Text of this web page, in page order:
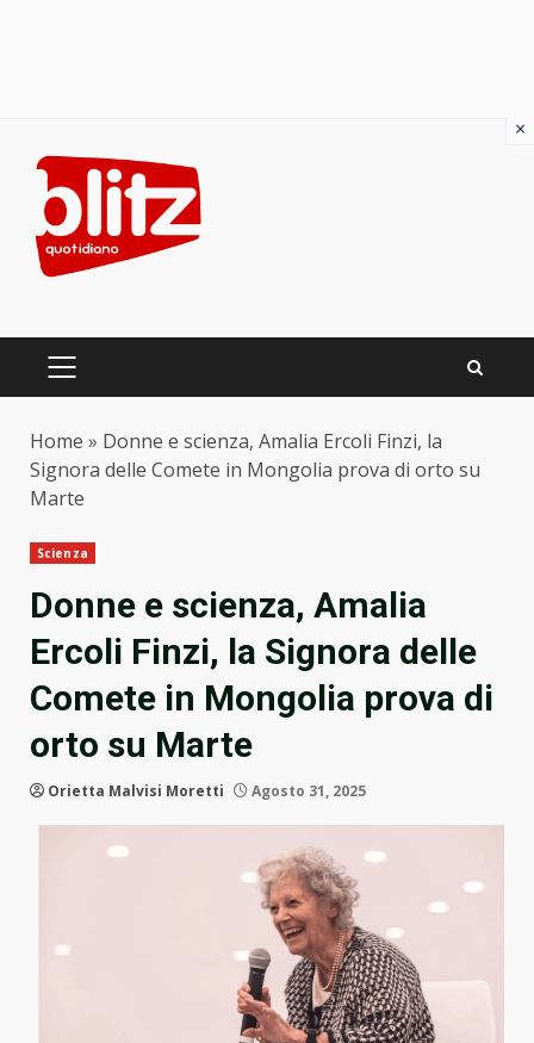
content
PRIMARY
Home » Donne e scienza, Amalia Ercoli Finzi, la
Signora delle Comete in Mongolia prova di orto su
Marte
Scienza
Donne e scienza, Amalia
Ercoli Finzi, la Signora delle
Comete in Mongolia prova di
orto su Marte
Orietta Malvisi Moretti Agosto 31, 2025
×